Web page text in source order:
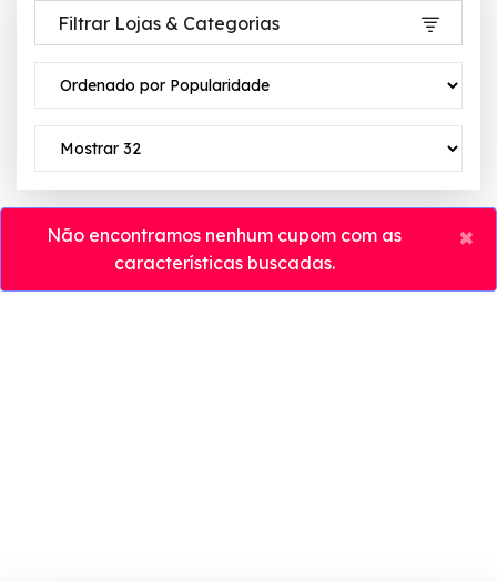
Filtrar Lojas & Categorias
Não encontramos nenhum cupom com as
características buscadas.
×